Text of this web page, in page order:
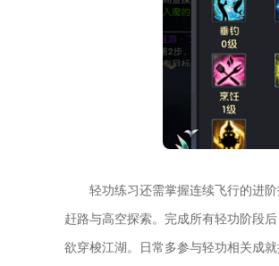
轻功练习还需掌握连续飞行的进
赶路与高空探索。完成所有轻功阶段
欲穿梭江湖。日常多参与轻功相关成